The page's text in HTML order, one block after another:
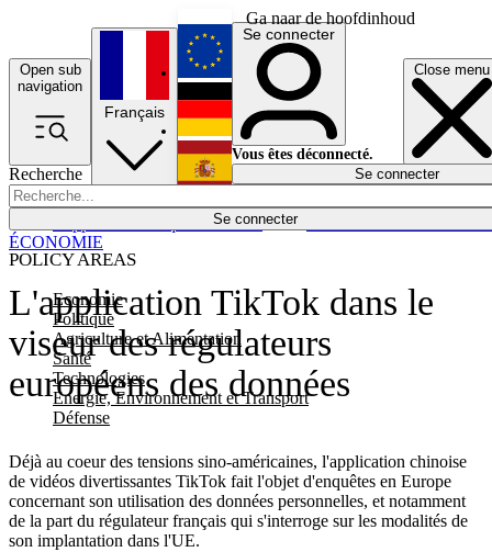
Ga naar de hoofdinhoud
Open sub
navigation
Close menu
Recherche
Se connecter
POLICY AREAS
Economie
Politique
Agriculture et Alimentation
Santé
Technologies
Energie, Environnement et Transport
Défense
Économie
Français
English
Deutsch
Español
Se connecter
Vous êtes déconnecté.
Se connecter
L'application TikTok dans le
viseur des régulateurs
européens des données
Déjà au coeur des tensions sino-américaines, l'application chinoise
de vidéos divertissantes TikTok fait l'objet d'enquêtes en Europe
concernant son utilisation des données personnelles, et notamment
de la part du régulateur français qui s'interroge sur les modalités de
son implantation dans l'UE.
ÉCONOMIE